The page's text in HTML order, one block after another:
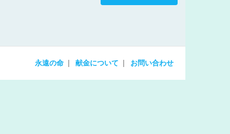
永遠の命 献金について お問い合わせ